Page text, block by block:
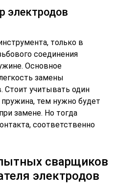
электродов
только в
соединения
Основное
замены
Стоит учитывать один
тем нужно будет
замене. Но тогда
соответственно
сварщиков
электродов